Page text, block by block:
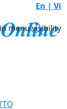
En | Vi
menu visibility